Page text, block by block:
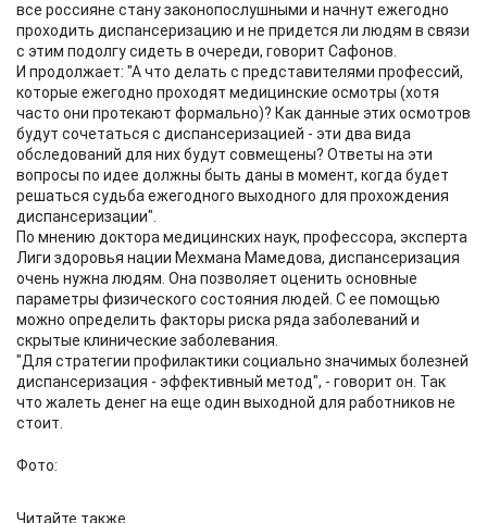
все россияне стану законопослушными и начнут ежегодно
проходить диспансеризацию и не придется ли людям в связи
с этим подолгу сидеть в очереди, говорит Сафонов.
И продолжает: "А что делать с представителями профессий,
которые ежегодно проходят медицинские осмотры (хотя
часто они протекают формально)? Как данные этих осмотров
будут сочетаться с диспансеризацией - эти два вида
обследований для них будут совмещены? Ответы на эти
вопросы по идее должны быть даны в момент, когда будет
решаться судьба ежегодного выходного для прохождения
диспансеризации".
По мнению доктора медицинских наук, профессора, эксперта
Лиги здоровья нации Мехмана Мамедова, диспансеризация
очень нужна людям. Она позволяет оценить основные
параметры физического состояния людей. С ее помощью
можно определить факторы риска ряда заболеваний и
скрытые клинические заболевания.
"Для стратегии профилактики социально значимых болезней
диспансеризация - эффективный метод", - говорит он. Так
что жалеть денег на еще один выходной для работников не
стоит.
Фото:
Читайте также